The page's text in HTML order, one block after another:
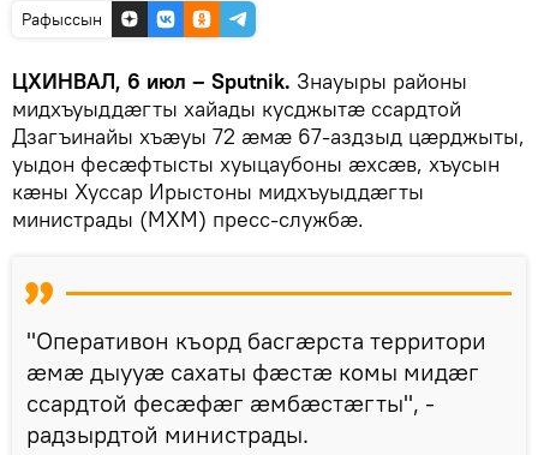
Рафыссын
ЦХИНВАЛ, 6 июл – Sputnik. Знауыры районы
мидхъуыддӕгты хайады кусджытӕ ссардтой
Дзагъинайы хъӕуы 72 ӕмӕ 67-аздзыд цӕрджыты,
уыдон фесӕфтысты хуыцаубоны ӕхсӕв, хъусын
кӕны Хуссар Ирыстоны мидхъуыддӕгты
министрады (МХМ) пресс-службӕ.
"Оперативон къорд басгӕрста территори
ӕмӕ дыууӕ сахаты фӕстӕ комы мидӕг
ссардтой фесӕфӕг ӕмбӕстӕгты", -
радзырдтой министрады.